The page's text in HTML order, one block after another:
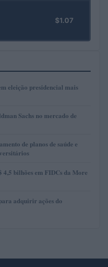
$1.07
eleição presidencial mais
Sachs no mercado de
de planos de saúde e
bilhões em FIDCs da More
adquirir ações do